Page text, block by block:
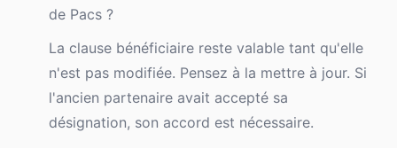
de Pacs ?
La clause bénéficiaire reste valable tant qu'elle
n'est pas modifiée. Pensez à la mettre à jour. Si
l'ancien partenaire avait accepté sa
désignation, son accord est nécessaire.